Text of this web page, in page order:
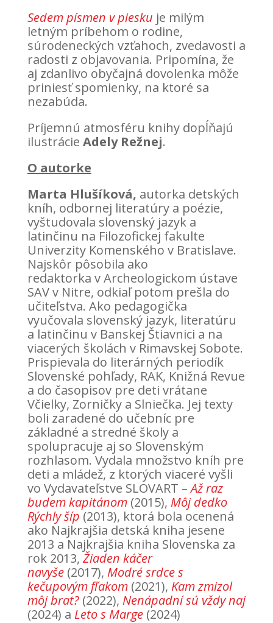
Sedem písmen v piesku je milým
letným príbehom o rodine,
súrodeneckých vzťahoch, zvedavosti a
radosti z objavovania. Pripomína, že
aj zdanlivo obyčajná dovolenka môže
priniesť spomienky, na ktoré sa
nezabúda.
Príjemnú atmosféru knihy dopĺňajú
ilustrácie Adely Režnej.
O autorke
Marta Hlušíková, autorka detských
kníh, odbornej literatúry a poézie,
vyštudovala slovenský jazyk a
latinčinu na Filozofickej fakulte
Univerzity Komenského v Bratislave.
Najskôr pôsobila ako
redaktorka v Archeologickom ústave
SAV v Nitre, odkiaľ potom prešla do
učiteľstva. Ako pedagogička
vyučovala slovenský jazyk, literatúru
a latinčinu v Banskej Štiavnici a na
viacerých školách v Rimavskej Sobote.
Prispievala do literárných periodík
Slovenské pohľady, RAK, Knižná Revue
a do časopisov pre deti vrátane
Včielky, Zorničky a Slniečka. Jej texty
boli zaradené do učebníc pre
základné a stredné školy a
spolupracuje aj so Slovenským
rozhlasom. Vydala množstvo kníh pre
deti a mládež, z ktorých viaceré vyšli
vo Vydavateľstve SLOVART –Až raz
budem kapitánom(2015), Môj dedko
Rýchly šíp (2013), ktorá bola ocenená
ako Najkrajšia detská kniha jesene
2013 a Najkrajšia kniha Slovenska za
rok 2013, Žiaden káčer
navyše(2017), Modré srdce s
kečupovým fľakom (2021), Kam zmizol
môj brat?(2022), Nenápadní sú vždy naj
(2024) a Leto s Marge(2024)